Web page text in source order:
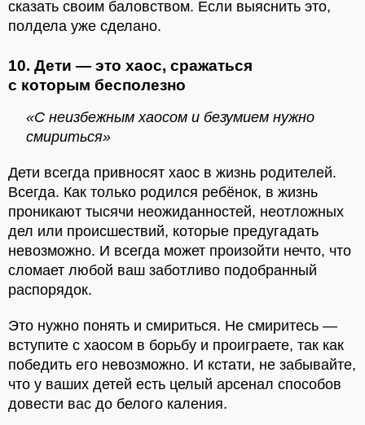
сказать своим баловством. Если выяснить это,
полдела уже сделано.
10. Дети — это хаос, сражаться
с которым бесполезно
«С неизбежным хаосом и безумием нужно
смириться»
Дети всегда привносят хаос в жизнь родителей.
Всегда. Как только родился ребёнок, в жизнь
проникают тысячи неожиданностей, неотложных
дел или происшествий, которые предугадать
невозможно. И всегда может произойти нечто, что
сломает любой ваш заботливо подобранный
распорядок.
Это нужно понять и смириться. Не смиритесь —
вступите с хаосом в борьбу и проиграете, так как
победить его невозможно. И кстати, не забывайте,
что у ваших детей есть целый арсенал способов
довести вас до белого каления.